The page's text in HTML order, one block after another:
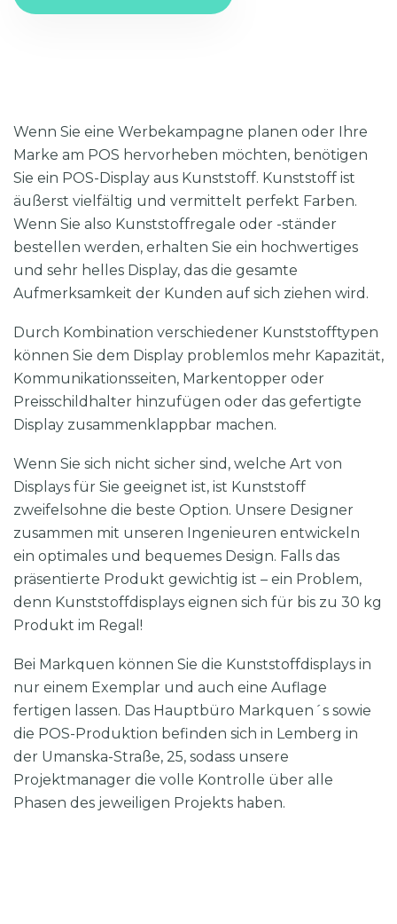
Wenn Sie eine Werbekampagne planen oder Ihre
Marke am POS hervorheben möchten, benötigen
Sie ein POS-Display aus Kunststoff. Kunststoff ist
äußerst vielfältig und vermittelt perfekt Farben.
Wenn Sie also Kunststoffregale oder -ständer
bestellen werden, erhalten Sie ein hochwertiges
und sehr helles Display, das die gesamte
Aufmerksamkeit der Kunden auf sich ziehen wird.
Durch Kombination verschiedener Kunststofftypen
können Sie dem Display problemlos mehr Kapazität,
Kommunikationsseiten, Markentopper oder
Preisschildhalter hinzufügen oder das gefertigte
Display zusammenklappbar machen.
Wenn Sie sich nicht sicher sind, welche Art von
Displays für Sie geeignet ist, ist Kunststoff
zweifelsohne die beste Option. Unsere Designer
zusammen mit unseren Ingenieuren entwickeln
ein optimales und bequemes Design. Falls das
präsentierte Produkt gewichtig ist – ein Problem,
denn Kunststoffdisplays eignen sich für bis zu 30 kg
Produkt im Regal!
Bei Markquen können Sie die Kunststoffdisplays in
nur einem Exemplar und auch eine Auflage
fertigen lassen. Das Hauptbüro Markquen´s sowie
die POS-Produktion befinden sich in Lemberg in
der Umanska-Straße, 25, sodass unsere
Projektmanager die volle Kontrolle über alle
Phasen des jeweiligen Projekts haben.